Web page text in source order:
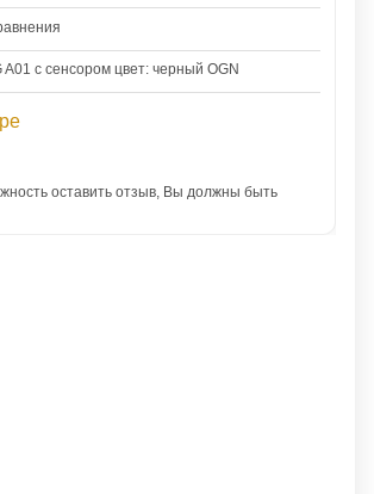
с сенсором цвет: черный OGN
оставить отзыв, Вы должны быть